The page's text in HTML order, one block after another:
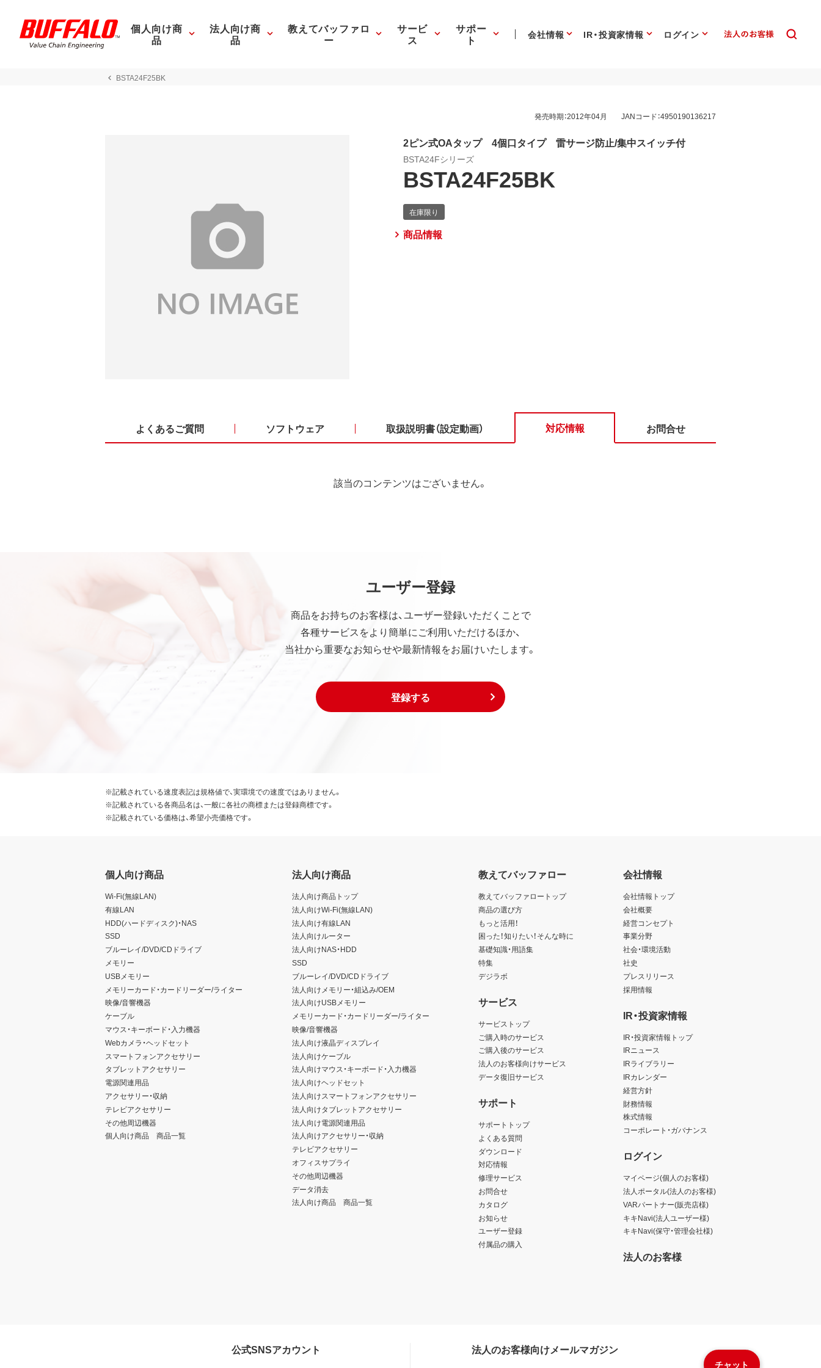
個人向け商
品
法人向け商
品
教えてバッファロ
ー
サービ
ス
サポー
ト 会社情報 IR・投資家情報 ログイン
BSTA24F25BK
発売時期：2012年04月 JANコード：4950190136217
2ピン式OAタップ 4個口タイプ 雷サージ防止/集中スイッチ付
BSTA24Fシリーズ
BSTA24F25BK
商品情報
よくあるご質問 ソフトウェア 取扱説明書（設定動画） 対応情報 お問合せ
該当のコンテンツはございません。
ユーザー登録
商品をお持ちのお客様は、ユーザー登録いただくことで
各種サービスをより簡単にご利用いただけるほか、
当社から重要なお知らせや最新情報をお届けいたします。
登録する
チャット
※記載されている速度表記は規格値で、実環境での速度ではありません。
※記載されている各商品名は、一般に各社の商標または登録商標です。
※記載されている価格は、希望小売価格です。
個人向け商品
Wi-Fi(無線LAN)
有線LAN
HDD(ハードディスク)・NAS
SSD
ブルーレイ/DVD/CDドライブ
メモリー
USBメモリー
メモリーカード・カードリーダー/ライター
映像/音響機器
ケーブル
マウス・キーボード・入力機器
Webカメラ・ヘッドセット
スマートフォンアクセサリー
タブレットアクセサリー
電源関連用品
アクセサリー・収納
テレビアクセサリー
その他周辺機器
個人向け商品 商品一覧
法人向け商品
法人向け商品トップ
法人向けWi-Fi(無線LAN)
法人向け有線LAN
法人向けルーター
法人向けNAS・HDD
SSD
ブルーレイ/DVD/CDドライブ
法人向けメモリー・組込み/OEM
法人向けUSBメモリー
メモリーカード・カードリーダー/ライター
映像/音響機器
法人向け液晶ディスプレイ
法人向けケーブル
法人向けマウス・キーボード・入力機器
法人向けヘッドセット
法人向けスマートフォンアクセサリー
法人向けタブレットアクセサリー
法人向け電源関連用品
法人向けアクセサリー・収納
テレビアクセサリー
オフィスサプライ
その他周辺機器
データ消去
法人向け商品 商品一覧
教えてバッファロー
教えてバッファロートップ
商品の選び方
もっと活用！
困った！知りたい！そんな時に
基礎知識・用語集
特集
デジラボ
サービス
サービストップ
ご購入時のサービス
ご購入後のサービス
法人のお客様向けサービス
データ復旧サービス
サポート
サポートトップ
よくある質問
ダウンロード
対応情報
修理サービス
お問合せ
カタログ
お知らせ
ユーザー登録
付属品の購入
会社情報
会社情報トップ
会社概要
経営コンセプト
事業分野
社会・環境活動
社史
プレスリリース
採用情報
IR・投資家情報
IR・投資家情報トップ
IRニュース
IRライブラリー
IRカレンダー
経営方針
財務情報
株式情報
コーポレート・ガバナンス
ログイン
マイページ(個人のお客様)
法人ポータル(法人のお客様)
VARパートナー(販売店様)
キキNavi(法人ユーザー様)
キキNavi(保守・管理会社様)
法人のお客様
公式SNSアカウント 法人のお客様向けメールマガジン